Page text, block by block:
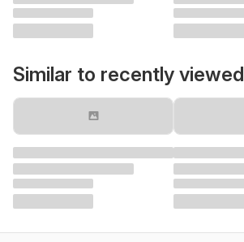
Similar to recently viewed